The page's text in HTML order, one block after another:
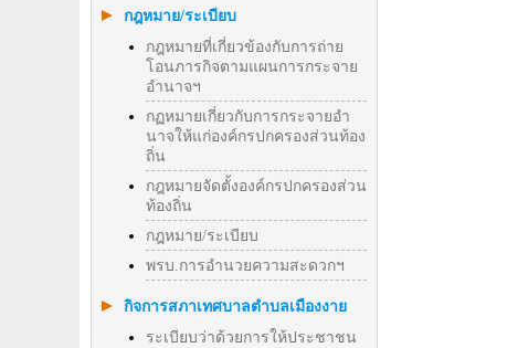
กฎหมาย/ระเบียบ
กฎหมายที่เกี่ยวข้องกับการถ่าย
โอนภารกิจตามแผนการกระจาย
อำนาจฯ
กฏหมายเกี่ยวกับการกระจายอำ
นาจให้แก่องค์กรปกครองส่วนท้อง
ถิ่น
กฎหมายจัดตั้งองค์กรปกครองส่วน
ท้องถิ่น
กฎหมาย/ระเบียบ
พรบ.การอำนวยความสะดวกฯ
กิจการสภาเทศบาลตำบลเมืองงาย
ระเบียบว่าด้วยการให้ประชาชน